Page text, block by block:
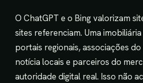
O ChatGPT e o Bing valorizam
sites referenciam. Uma
portais regionais, associações
notícia locais e parceiros do
autoridade digital real. Isso não